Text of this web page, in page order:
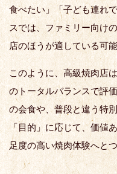
食べたい」「子ども連れ
スでは、ファミリー向け
店のほうが適している可
このように、高級焼肉店
のトータルバランスで評
の会食や、普段と違う特
「目的」に応じて、価値
足度の高い焼肉体験へと